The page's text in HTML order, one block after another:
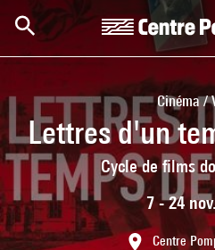
Aller au contenu principal
Centre Pompidou
Cinéma /
Lettres d'un
Cycle de films
7 - 24
Centre